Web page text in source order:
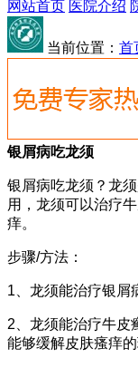
网站首页 医院介绍
当前位置： 首
银屑病吃龙须
银屑病吃龙须？龙
用，龙须可以治疗
痒。
步骤/方法：
1、龙须能治疗银屑
2、龙须能治疗牛皮
能够缓解皮肤瘙痒的